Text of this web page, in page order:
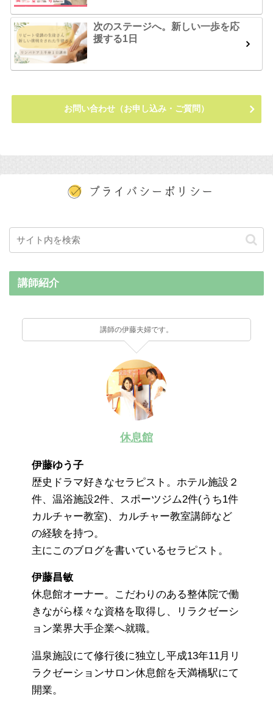
次のステージへ。新しい一歩を応
援する1日
お問い合わせ（お申し込み・ご質問）
講師紹介
講師の伊藤夫婦です。
休息館
伊藤ゆう子
歴史ドラマ好きなセラピスト。ホテル施設２
件、温浴施設2件、スポーツジム2件(うち1件
カルチャー教室)、カルチャー教室講師など
の経験を持つ。
主にこのブログを書いているセラピスト。
伊藤昌敏
休息館オーナー。こだわりのある整体院で働
きながら様々な資格を取得し、リラクゼーシ
ョン業界大手企業へ就職。
温泉施設にて修行後に独立し平成13年11月リ
ラクゼーションサロン休息館を天満橋駅にて
開業。